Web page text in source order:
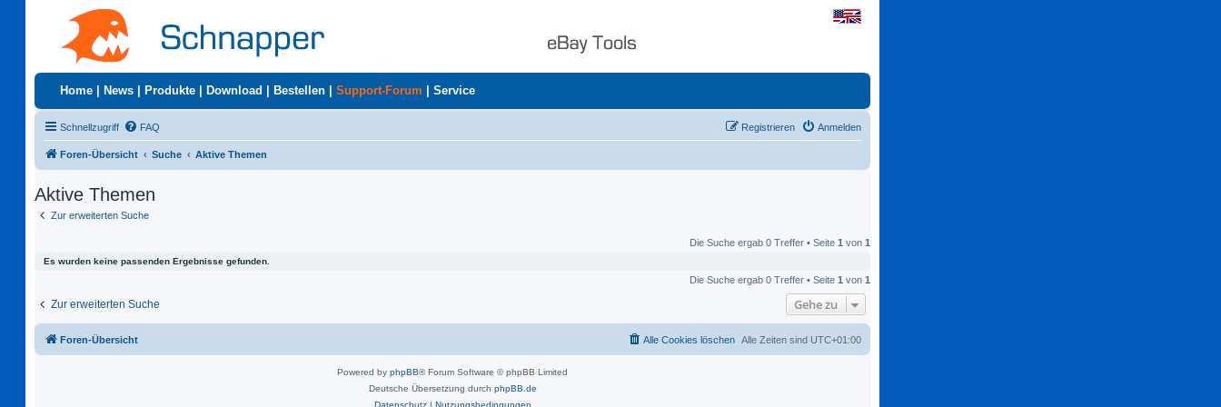
Home News Produkte Download Bestellen Support-Forum Service
Schnellzugriff FAQ Anmelden
Registrieren
Foren-Übersicht Suche Aktive Themen
Aktive Themen
Zur erweiterten Suche
Die Suche ergab 0 Treffer • Seite 1 von 1
Es wurden keine passenden Ergebnisse gefunden.
Die Suche ergab 0 Treffer • Seite 1 von 1
Zur erweiterten Suche Gehe zu
Foren-Übersicht Alle Zeiten sind UTC+01:00
Alle Cookies löschen
Powered by phpBB® Forum Software © phpBB Limited
Deutsche Übersetzung durch phpBB.de
Datenschutz| Nutzungsbedingungen